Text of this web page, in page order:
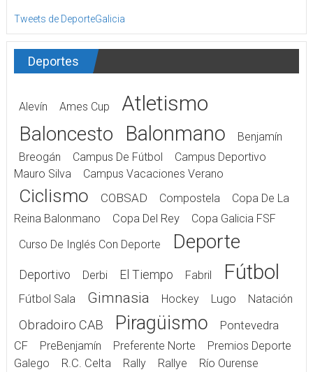
Tweets de DeporteGalicia
Deportes
Alevín Ames Cup Atletismo
Baloncesto Balonmano
Benjamín
Breogán
Campus De Fútbol
Campus Deportivo
Mauro Silva
Campus Vacaciones Verano
Ciclismo COBSAD Compostela
Copa De La
Reina Balonmano
Copa Del Rey
Copa Galicia FSF
Curso De Inglés Con Deporte
Deporte
Deportivo Derbi El Tiempo Fabril Fútbol
Fútbol Sala Gimnasia Hockey Lugo Natación
Obradoiro CAB Piragüismo
Pontevedra
CF
PreBenjamín Preferente Norte
Premios Deporte
Galego
R.C. Celta Rally Rallye
Río Ourense